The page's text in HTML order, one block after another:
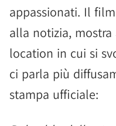
appassionati. Il
alla notizia,
location in cui si
ci parla più
stampa ufficiale: